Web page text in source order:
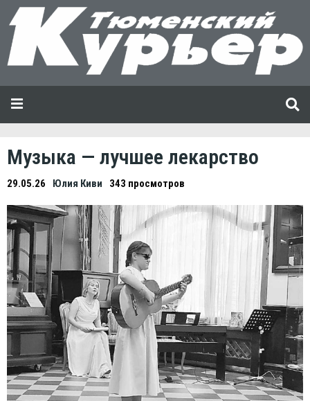
Музыка — лучшее лекарство
29.05.26 Юлия Киви 343 просмотров